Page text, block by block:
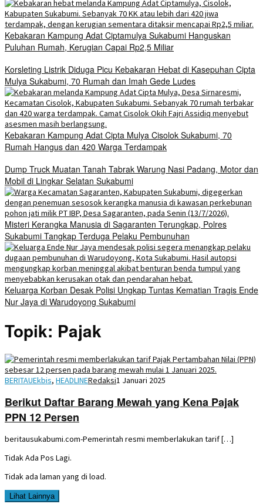
Kebakaran Kampung Adat Ciptamulya Sukabumi Hanguskan
Puluhan Rumah, Kerugian Capai Rp2,5 Miliar
Korsleting Listrik Diduga Picu Kebakaran Hebat di Kasepuhan Cipta
Mulya Sukabumi, 70 Rumah dan Imah Gede Ludes
Kebakaran Kampung Adat Cipta Mulya Cisolok Sukabumi, 70
Rumah Hangus dan 420 Warga Terdampak
Dump Truck Muatan Tanah Tabrak Warung Nasi Padang, Motor dan
Mobil di Lingkar Selatan Sukabumi
Misteri Kerangka Manusia di Sagaranten Terungkap, Polres
Sukabumi Tangkap Terduga Pelaku Pembunuhan
Keluarga Korban Desak Polisi Ungkap Tuntas Kematian Tragis Ende
Nur Jaya di Warudoyong Sukabumi
Topik: Pajak
BERITAUEkbis, HEADLINERedaksi1 Januari 2025
Berikut Daftar Barang Mewah yang Kena Pajak
PPN 12 Persen
beritausukabumi.com-Pemerintah resmi memberlakukan tarif […]
Tidak Ada Pos Lagi.
Tidak ada laman yang di load.
Lihat Lainnya